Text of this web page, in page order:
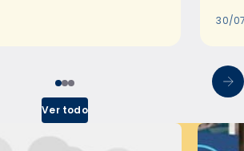
30/
Ver todo